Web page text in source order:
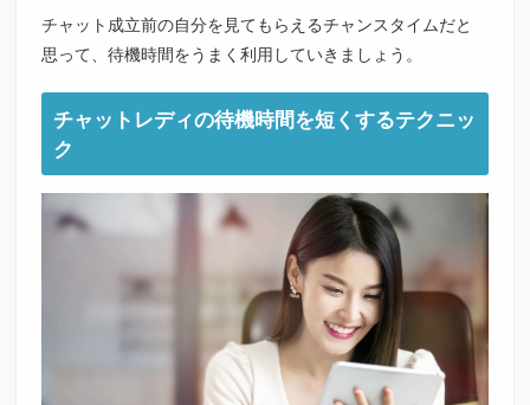
チャット成立前の自分を見てもらえるチャンスタイムだと
思って、待機時間をうまく利用していきましょう。
チャットレディの待機時間を短くするテクニッ
ク